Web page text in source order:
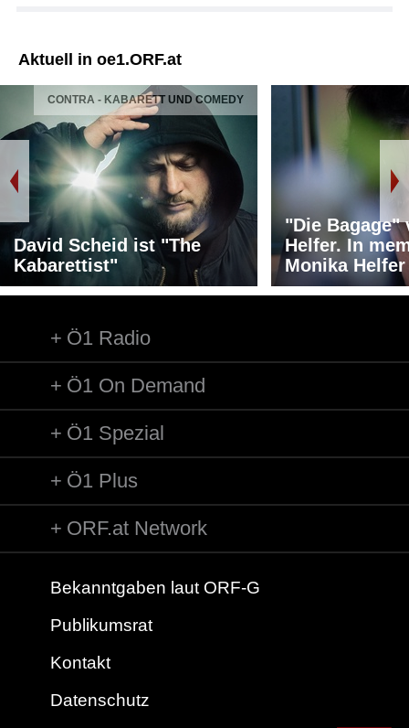
Aktuell in oe1.ORF.at
CONTRA - KABARETT UND COMEDY
David Scheid ist "The
Kabarettist"
"Die Bagage"
Helfer. In
Monika Helfer
Ö1 Radio
Ö1 On Demand
Ö1 Spezial
Ö1 Plus
ORF.at Network
Bekanntgaben laut ORF-G
Publikumsrat
Kontakt
Datenschutz